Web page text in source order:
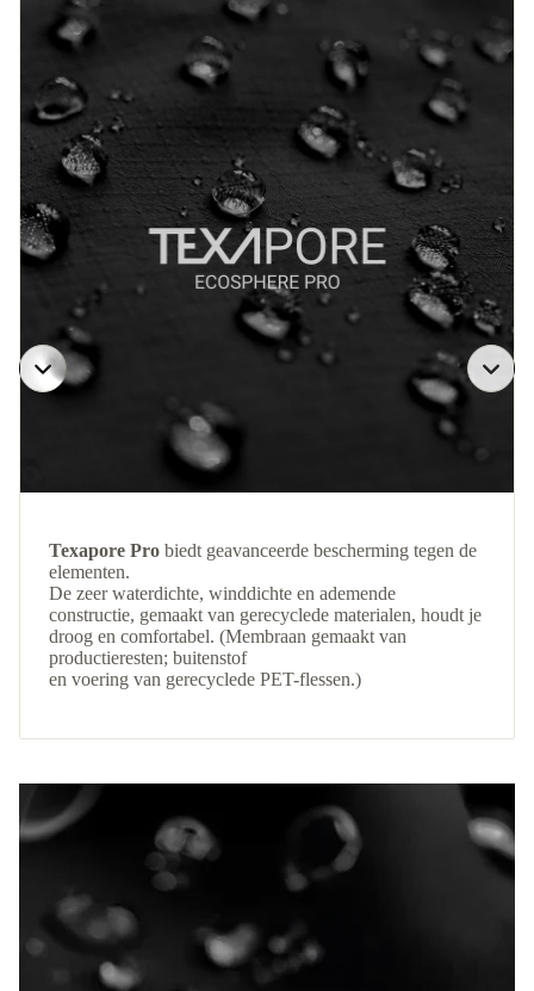
Texapore Pro biedt geavanceerde bescherming tegen de
elementen.
De zeer waterdichte, winddichte en ademende
constructie, gemaakt van gerecyclede materialen, houdt je
droog en comfortabel. (Membraan gemaakt van
productieresten; buitenstof
en voering van gerecyclede PET-flessen.)